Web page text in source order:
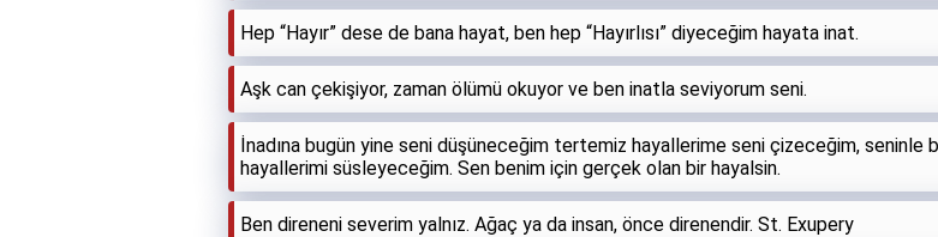
Hep “Hayır” dese de bana hayat, ben hep “Hayırlısı” diyeceğim hayata inat.
Aşk can çekişiyor, zaman ölümü okuyor ve ben inatla seviyorum seni.
İnadına bugün yine seni düşüneceğim tertemiz hayallerime seni çizeceğim, seninle
hayallerimi süsleyeceğim. Sen benim için gerçek olan bir hayalsin.
Ben direneni severim yalnız. Ağaç ya da insan, önce direnendir. St. Exupery